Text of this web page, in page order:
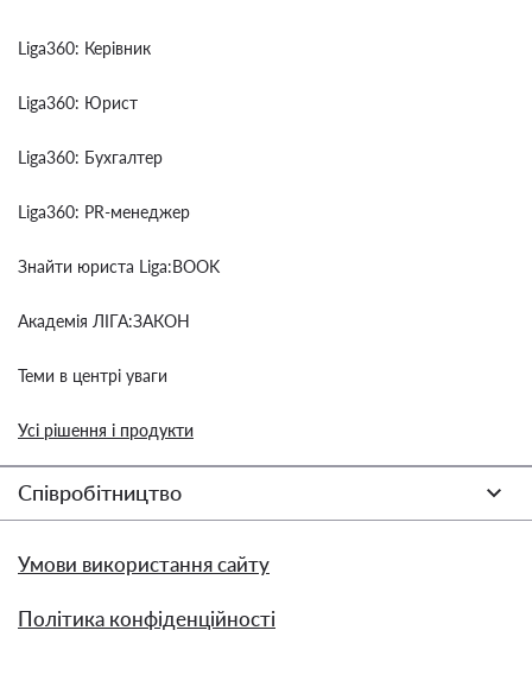
Liga360: Керівник
Liga360: Юрист
Liga360: Бухгалтер
Liga360: PR-менеджер
Знайти юриста Liga:BOOK
Академія ЛІГА:ЗАКОН
Теми в центрі уваги
Усі рішення і продукти
Співробітництво
Умови використання сайту
Політика конфіденційності